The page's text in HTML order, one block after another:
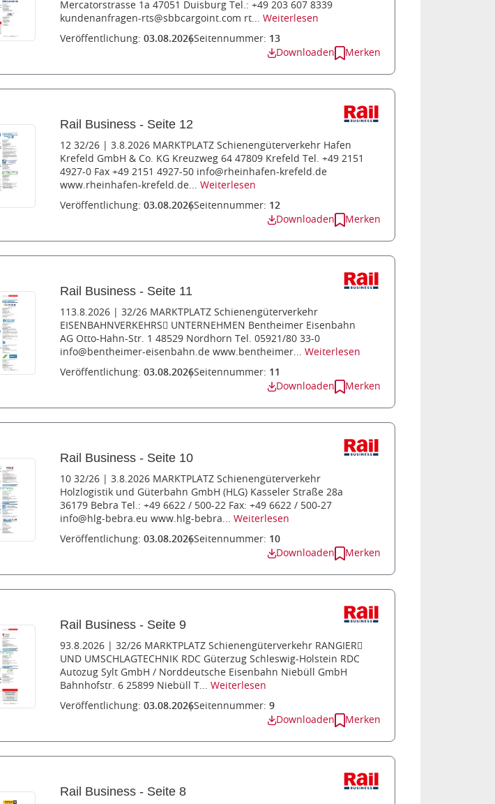
Mercatorstrasse 1a 47051 Duisburg Tel.: +49 203 607 8339
kundenanfragen-rts@sbbcargoint.com rt... Weiterlesen
Veröffentlichung: 03.08.2026Seitennummer: 13
Downloaden
Merken
Rail Business - Seite 12
12 32/26 | 3.8.2026 MARKTPLATZ Schienengüterverkehr Hafen
Krefeld GmbH & Co. KG Kreuzweg 64 47809 Krefeld Tel. +49 2151
4927-0 Fax +49 2151 4927-50 info@rheinhafen-krefeld.de
www.rheinhafen-krefeld.de... Weiterlesen
Veröffentlichung: 03.08.2026Seitennummer: 12
Downloaden
Merken
Rail Business - Seite 11
113.8.2026 | 32/26 MARKTPLATZ Schienengüterverkehr
EISENBAHNVERKEHRS UNTERNEHMEN Bentheimer Eisenbahn
AG Otto-Hahn-Str. 1 48529 Nordhorn Tel. 05921/80 33-0
info@bentheimer-eisenbahn.de www.bentheimer... Weiterlesen
Veröffentlichung: 03.08.2026Seitennummer: 11
Downloaden
Merken
Rail Business - Seite 10
10 32/26 | 3.8.2026 MARKTPLATZ Schienengüterverkehr
Holzlogistik und Güterbahn GmbH (HLG) Kasseler Straße 28a
36179 Bebra Tel.: +49 6622 / 500-22 Fax: +49 6622 / 500-27
info@hlg-bebra.eu www.hlg-bebra... Weiterlesen
Veröffentlichung: 03.08.2026Seitennummer: 10
Downloaden
Merken
Rail Business - Seite 9
93.8.2026 | 32/26 MARKTPLATZ Schienengüterverkehr RANGIER
UND UMSCHLAGTECHNIK RDC Güterzug Schleswig-Holstein RDC
Autozug Sylt GmbH / Norddeutsche Eisenbahn Niebüll GmbH
Bahnhofstr. 6 25899 Niebüll T... Weiterlesen
Veröffentlichung: 03.08.2026Seitennummer: 9
Downloaden
Merken
Rail Business - Seite 8